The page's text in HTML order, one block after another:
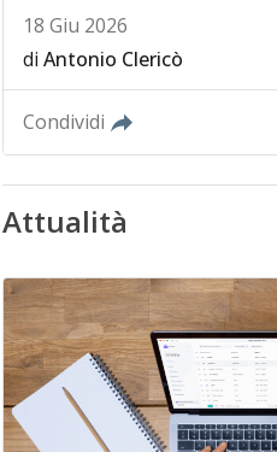
18 Giu 2026
di Antonio Clericò
Condividi
Attualità